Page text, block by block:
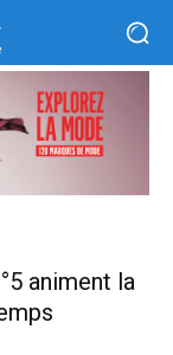
animent la